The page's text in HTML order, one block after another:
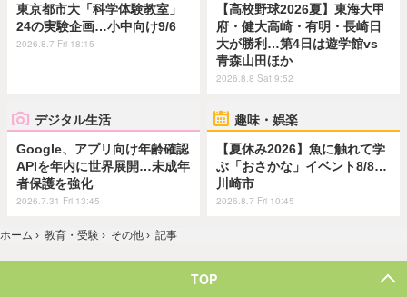
東京都市大「科学体験教室」
24の実験企画…小中向け9/6
2026.8.7 Fri 18:15
【高校野球2026夏】東海大甲
府・健大高崎・有明・長崎日
大が勝利…第4日は遊学館vs
青森山田ほか
2026.8.8 Sat 9:52
デジタル生活
Google、アプリ向け年齢確認
APIを年内に世界展開…未成年
者保護を強化
2026.7.31 Fri 13:45
趣味・娯楽
【夏休み2026】魚に触れて学
ぶ「おさかな」イベント8/8…
川崎市
2026.8.7 Fri 10:45
ホーム › 教育・受験 › その他 › 記事
TOP